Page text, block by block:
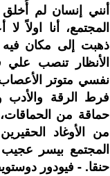
أنني إنسان لم أُخلق
المجتمع، أنا اولاً
ذهبت إلى مكان
الأنظار تنصب علي
نفسي متوتر
فرط الرقة والأدب
حماقة من
من الأوغاد
المجتمع بيسر
حنقا. - فيودور